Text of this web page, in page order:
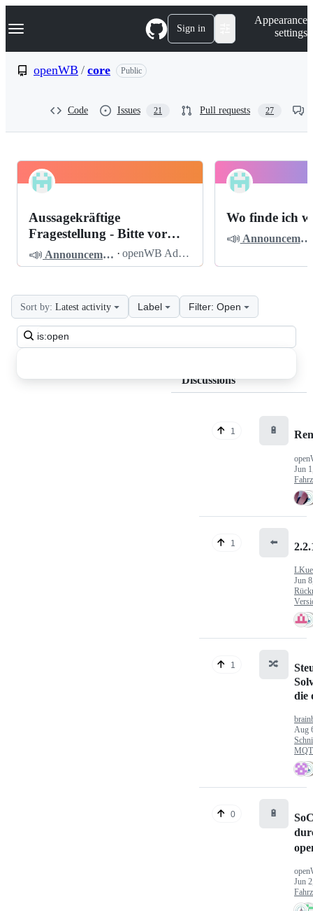
k
p
Navigation Menu Sign in
Appearance
settings
openWB / core Public
Code Issues 21 Pull requests 27
openWB
Discussions
Pinned
Aussagekräftige
Fragestellung - Bitte vor
dem Posten lesen
📣 Announcements · openWB Admin
Wo finde ich
📣 Announcements
Search
all
Sort by: Latest activity Label Filter: Open
Discussions
1 🔋
Jun
1 ⬅️
Jun
1 🔀
die
Aug
0 🔋
Jun